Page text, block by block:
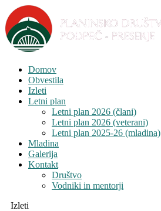
Domov
Obvestila
Izleti
Letni plan
Letni plan 2026 (člani)
Letni plan 2026 (veterani)
Letni plan 2025-26 (mladina)
Mladina
Galerija
Kontakt
Društvo
Vodniki in mentorji
Izleti